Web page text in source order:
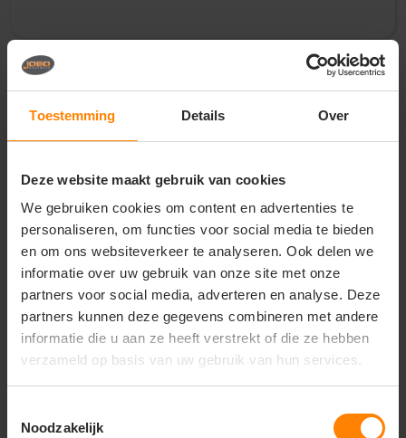
Toestemming Details Over
Deze website maakt gebruik van cookies
We gebruiken cookies om content en advertenties te
personaliseren, om functies voor social media te bieden
en om ons websiteverkeer te analyseren. Ook delen we
informatie over uw gebruik van onze site met onze
partners voor social media, adverteren en analyse. Deze
partners kunnen deze gegevens combineren met andere
informatie die u aan ze heeft verstrekt of die ze hebben
verzameld op basis van uw gebruik van hun services.
Noodzakelijk
Vragen? Neem contact
klantenservice
mail info@jobopromotions.nl
store
Bezoek onze showroom:
Provincialeweg 59 - Velddriel
Dit vind je misschien ook leuk
Items van productcarrousel